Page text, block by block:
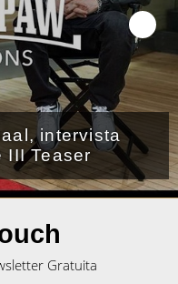
Le parole di
Eminem erano
Gratuita